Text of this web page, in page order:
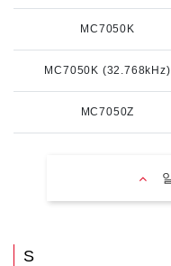
MC7050K
MC7050K (32.768kHz)
MC7050Z
S